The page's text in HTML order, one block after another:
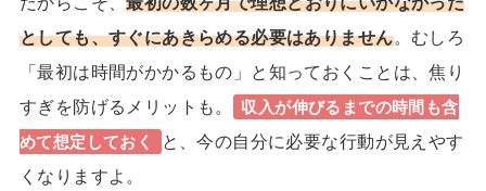
としても、すぐにあきらめる必要はありません。むしろ
「最初は時間がかかるもの」と知っておくことは、焦り
すぎを防げるメリットも。
収入が伸びるまでの時間も含
めて想定しておく
と、今の自分に必要な行動が見えやす
くなりますよ。